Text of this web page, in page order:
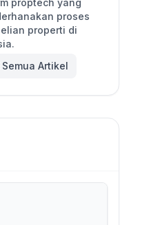
proptech yang
proses
properti di
Semua Artikel